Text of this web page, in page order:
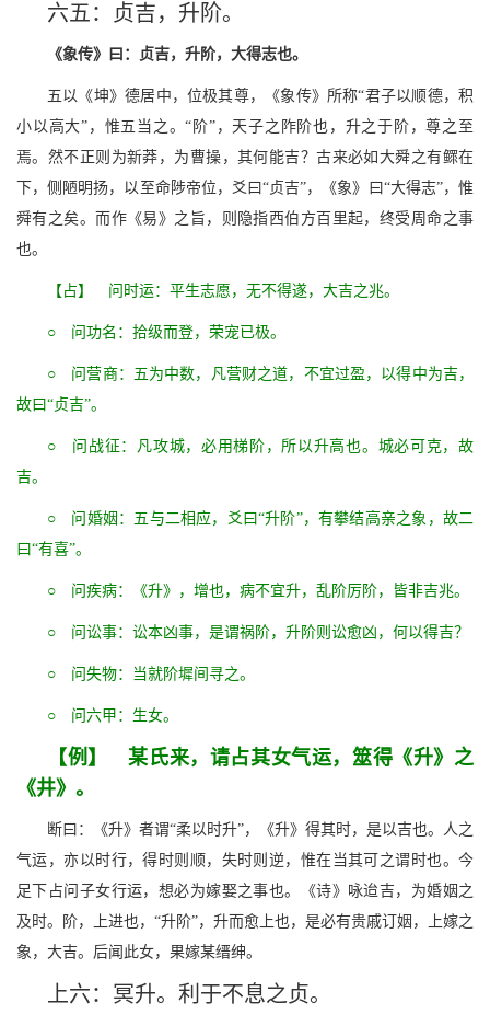
六五：贞吉，升阶。
《象传》曰：贞吉，升阶，大得志也。
五以《坤》德居中，位极其尊，《象传》所称“君子以顺德，积
小以高大”，惟五当之。“阶”，天子之阼阶也，升之于阶，尊之至
焉。然不正则为新莽，为曹操，其何能吉？古来必如大舜之有鳏在
下，侧陋明扬，以至命陟帝位，爻曰“贞吉”，《象》曰“大得志”，惟
舜有之矣。而作《易》之旨，则隐指西伯方百里起，终受周命之事
也。
【占】 问时运：平生志愿，无不得遂，大吉之兆。
○ 问功名：拾级而登，荣宠已极。
○ 问营商：五为中数，凡营财之道，不宜过盈，以得中为吉，
故曰“贞吉”。
○ 问战征：凡攻城，必用梯阶，所以升高也。城必可克，故
吉。
○ 问婚姻：五与二相应，爻曰“升阶”，有攀结高亲之象，故二
曰“有喜”。
○ 问疾病：《升》，增也，病不宜升，乱阶厉阶，皆非吉兆。
○ 问讼事：讼本凶事，是谓祸阶，升阶则讼愈凶，何以得吉？
○ 问失物：当就阶墀间寻之。
○ 问六甲：生女。
【例】 某氏来，请占其女气运，筮得《升》之
《井》。
断曰：《升》者谓“柔以时升”，《升》得其时，是以吉也。人之
气运，亦以时行，得时则顺，失时则逆，惟在当其可之谓时也。今
足下占问子女行运，想必为嫁娶之事也。《诗》咏迨吉，为婚姻之
及时。阶，上进也，“升阶”，升而愈上也，是必有贵戚订姻，上嫁之
象，大吉。后闻此女，果嫁某缙绅。
上六：冥升。利于不息之贞。